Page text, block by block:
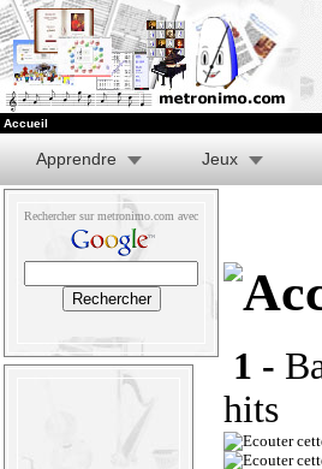
Accueil
Apprendre Jeux
Rechercher sur metronimo.com avec
1 -
hits